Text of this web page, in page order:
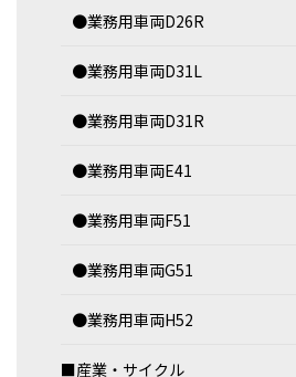
●業務用車両D26R
●業務用車両D31L
●業務用車両D31R
●業務用車両E41
●業務用車両F51
●業務用車両G51
●業務用車両H52
■産業・サイクル